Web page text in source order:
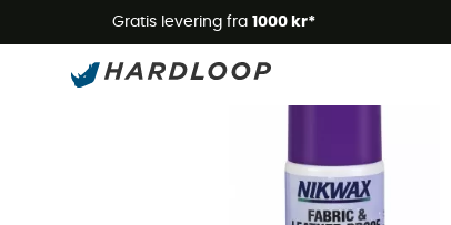
Gratis levering fra 1000 kr*